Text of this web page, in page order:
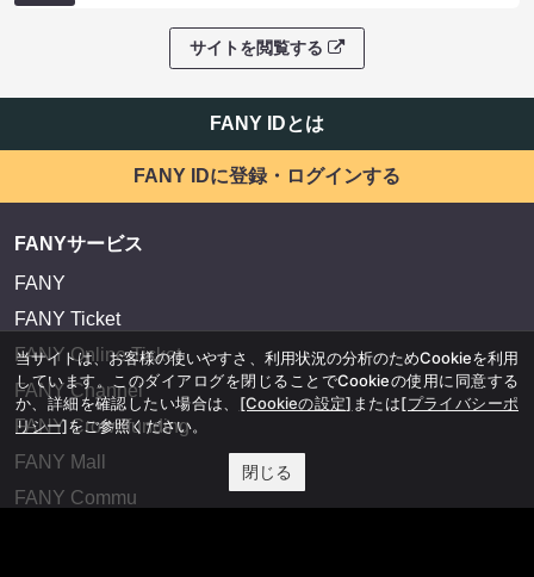
サイトを閲覧する
FANY IDとは
FANY IDに登録・ログインする
FANYサービス
FANY
FANY Ticket
FANY Online Ticket
FANY Channel
FANY Crowdfunding
FANY Mall
FANY Commu
当サイトは、お客様の使いやすさ、利用状況の分析のためCookieを利用
しています。このダイアログを閉じることでCookieの使用に同意する
か、詳細を確認したい場合は、 [Cookieの設定] または[プライバシーポ
リシー]をご参照ください。
閉じる